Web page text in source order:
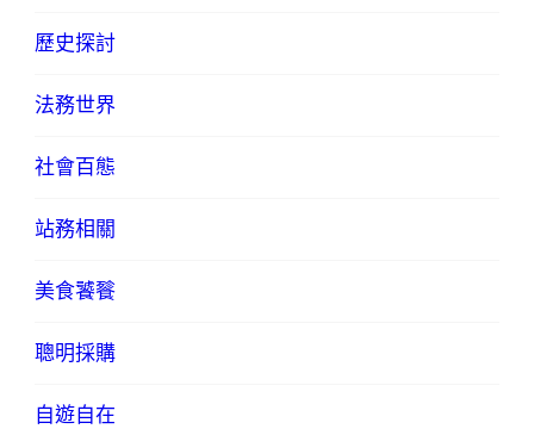
歷史探討
法務世界
社會百態
站務相關
美食饕餮
聰明採購
自遊自在